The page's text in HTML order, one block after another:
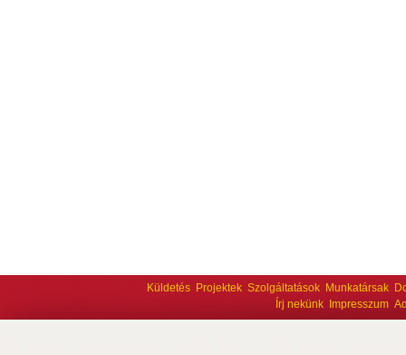
Küldetés Projektek Szolgáltatások Munkatársak
Írj nekünk
Impresszum